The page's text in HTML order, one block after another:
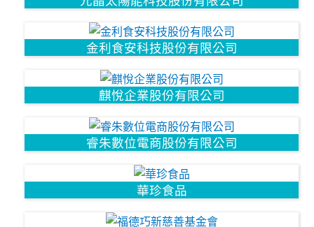
金利食安科技股份有限公司
麒悅企業股份有限公司
睿朱數位電商股份有限公司
華珍食品